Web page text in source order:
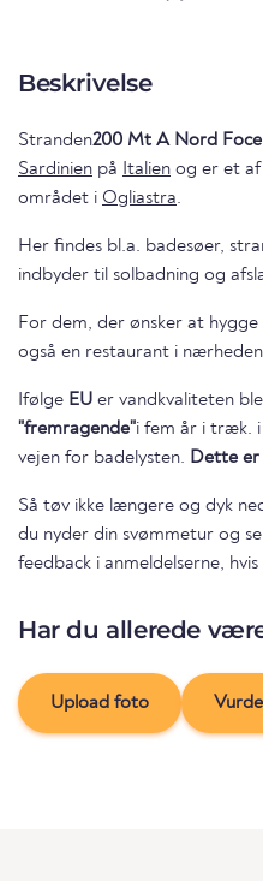
Beskrivelse
Stranden200 Mt A Nord
Sardinien på Italien og er et
området i Ogliastra.
Her findes bl.a. badesøer,
indbyder til solbadning og
For dem, der ønsker at
også en restaurant i
Ifølge EU er vandkvaliteten
"fremragende"i fem år i træk. i fem år i træk. Så intet står i
vejen for badelysten. Dette er
Så tøv ikke længere og dyk
du nyder din svømmetur og
feedback i anmeldelserne,
Har du allerede
Upload foto